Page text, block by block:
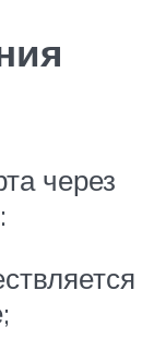
через